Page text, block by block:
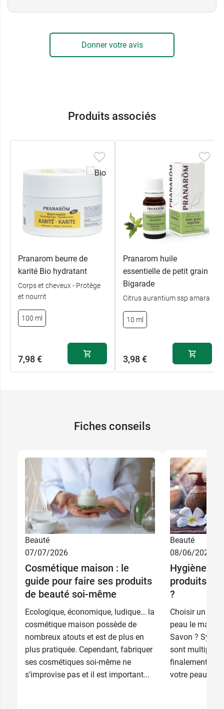
Donner votre avis
Produits associés
Pranarom beurre de
karité Bio hydratant
Corps et cheveux - Protège
et nourrit
100 ml
7,98 €
Pranarom huile
essentielle de petit grain
Bigarade
Citrus aurantium ssp amara
10 ml
3,98 €
Fiches conseils
Beauté
07/07/2026
Cosmétique maison : le
guide pour faire ses produits
de beauté soi-même
Ecologique, économique, ludique… la
cosmétique maison possède de
nombreux atouts et est de plus en
plus pratiquée. Cependant, fabriquer
ses cosmétiques soi-même ne
s’improvise pas et il est important...
Beauté
08/06/2026
Hygiène
produits
?
Choisir un
peau le matin
Savon ?
sont multiples,
finalement en
votre peau,